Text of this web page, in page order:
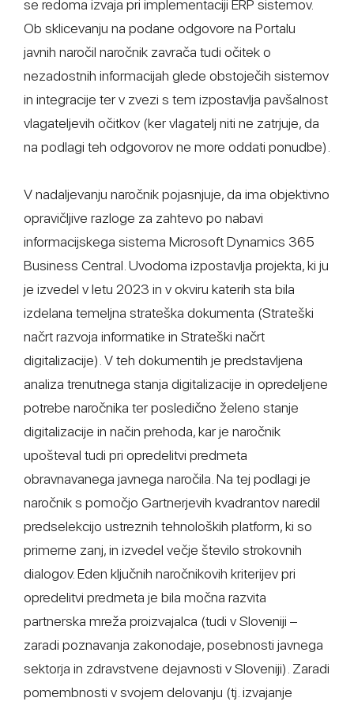
se redoma izvaja pri implementaciji ERP sistemov.
Ob sklicevanju na podane odgovore na Portalu
javnih naročil naročnik zavrača tudi očitek o
nezadostnih informacijah glede obstoječih sistemov
in integracije ter v zvezi s tem izpostavlja pavšalnost
vlagateljevih očitkov (ker vlagatelj niti ne zatrjuje, da
na podlagi teh odgovorov ne more oddati ponudbe).
V nadaljevanju naročnik pojasnjuje, da ima objektivno
opravičljive razloge za zahtevo po nabavi
informacijskega sistema Microsoft Dynamics 365
Business Central. Uvodoma izpostavlja projekta, ki ju
je izvedel v letu 2023 in v okviru katerih sta bila
izdelana temeljna strateška dokumenta (Strateški
načrt razvoja informatike in Strateški načrt
digitalizacije). V teh dokumentih je predstavljena
analiza trenutnega stanja digitalizacije in opredeljene
potrebe naročnika ter posledično želeno stanje
digitalizacije in način prehoda, kar je naročnik
upošteval tudi pri opredelitvi predmeta
obravnavanega javnega naročila. Na tej podlagi je
naročnik s pomočjo Gartnerjevih kvadrantov naredil
predselekcijo ustreznih tehnoloških platform, ki so
primerne zanj, in izvedel večje število strokovnih
dialogov. Eden ključnih naročnikovih kriterijev pri
opredelitvi predmeta je bila močna razvita
partnerska mreža proizvajalca (tudi v Sloveniji –
zaradi poznavanja zakonodaje, posebnosti javnega
sektorja in zdravstvene dejavnosti v Sloveniji). Zaradi
pomembnosti v svojem delovanju (tj. izvajanje